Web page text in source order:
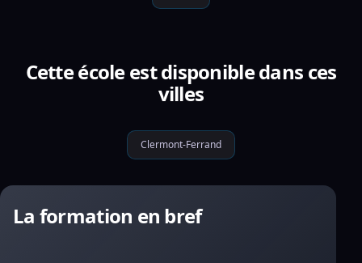
Cette école est disponible dans ces
villes
Clermont-Ferrand
La formation en bref